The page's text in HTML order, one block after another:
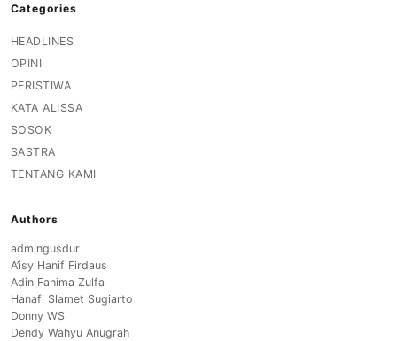
Categories
HEADLINES
OPINI
PERISTIWA
KATA ALISSA
SOSOK
SASTRA
TENTANG KAMI
Authors
admingusdur
A’isy Hanif Firdaus
Adin Fahima Zulfa
Hanafi Slamet Sugiarto
Donny WS
Dendy Wahyu Anugrah